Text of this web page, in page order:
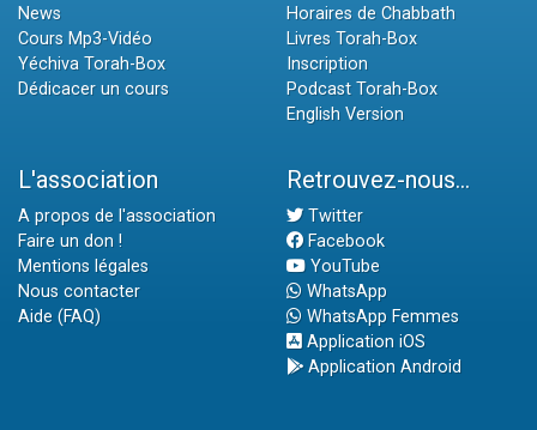
News
Cours Mp3-Vidéo
Yéchiva Torah-Box
Dédicacer un cours
Horaires de Chabbath
Livres Torah-Box
Inscription
Podcast Torah-Box
English Version
L'association
A propos de l'association
Faire un don !
Mentions légales
Nous contacter
Aide (FAQ)
Retrouvez-nous...
Twitter
Facebook
YouTube
WhatsApp
WhatsApp Femmes
Application iOS
Application Android